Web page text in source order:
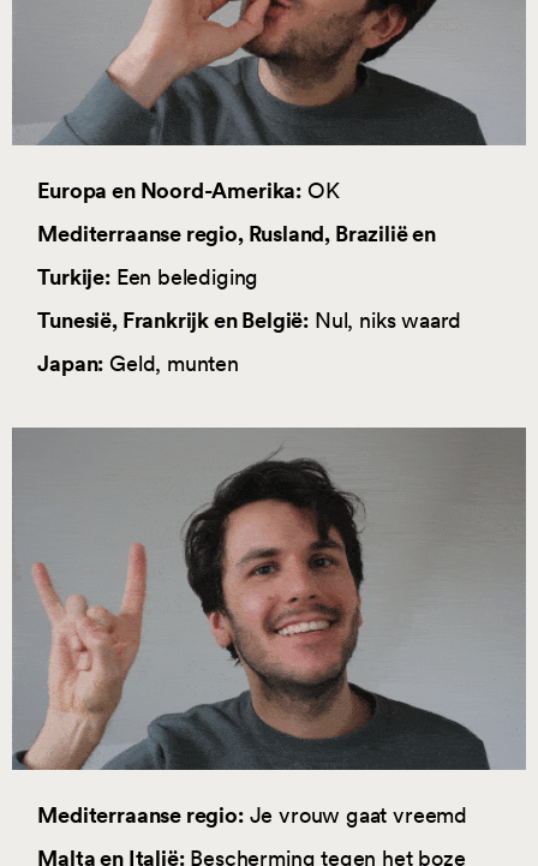
Europa en Noord-Amerika: OK
Mediterraanse regio, Rusland, Brazilië en
Turkije:Een belediging
Tunesië, Frankrijk en België: Nul, niks waard
Japan: Geld, munten
Mediterraanse regio:Je vrouw gaat vreemd
Malta en Italië:Bescherming tegen het boze